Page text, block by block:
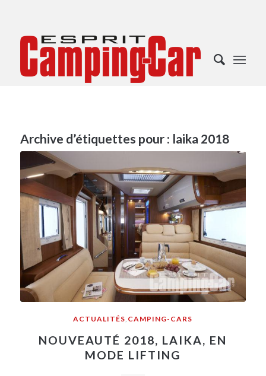
Archive d’étiquettes pour : laika 2018
ACTUALITÉS, CAMPING-CARS
NOUVEAUTÉ 2018, LAIKA, EN
MODE LIFTING